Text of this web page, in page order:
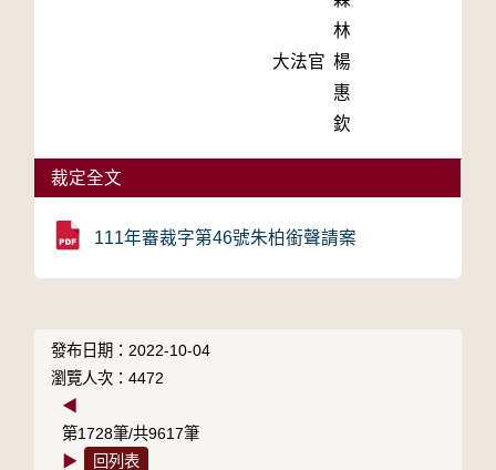
林
大法官 楊
惠
欽
裁定全文
111年審裁字第46號朱柏銜聲請案
發布日期：2022-10-04
瀏覽人次：4472
◀
第1728筆/共9617筆
▶
回列表